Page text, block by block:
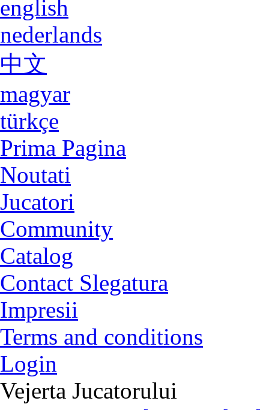
français
polski
Český
română
Русский
Български
english
nederlands
中文
magyar
türkçe
Prima Pagina
Noutati
Jucatori
Community